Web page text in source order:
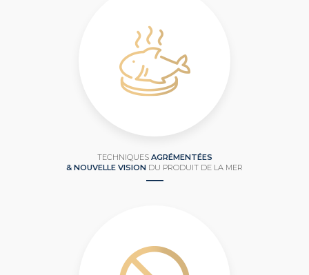
TECHNIQUES AGRÉMENTÉES
& NOUVELLE VISION DU PRODUIT DE LA MER